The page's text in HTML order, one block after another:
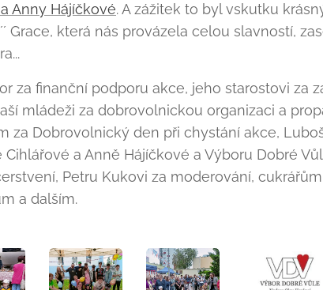
Anny Hájíčkové. A zážitek to byl vskutku
Grace, která nás provázela celou
za finanční podporu akce, jeho starostovi za
mládeži za dobrovolnickou organizaci a
za Dobrovolnický den při chystání akce,
a Anně Hájíčkové a Výboru Dobré
Petru Kukovi za moderování,
a dalším.